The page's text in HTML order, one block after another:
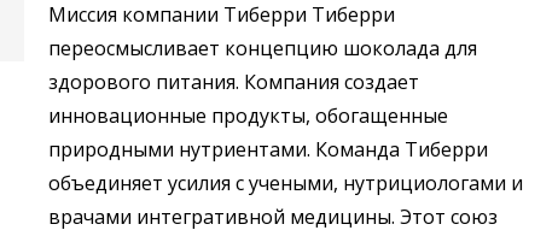
Миссия компании Тиберри Тиберри
переосмысливает концепцию шоколада для
здорового питания. Компания создает
инновационные продукты, обогащенные
природными нутриентами. Команда Тиберри
объединяет усилия с учеными, нутрициологами и
врачами интегративной медицины. Этот союз